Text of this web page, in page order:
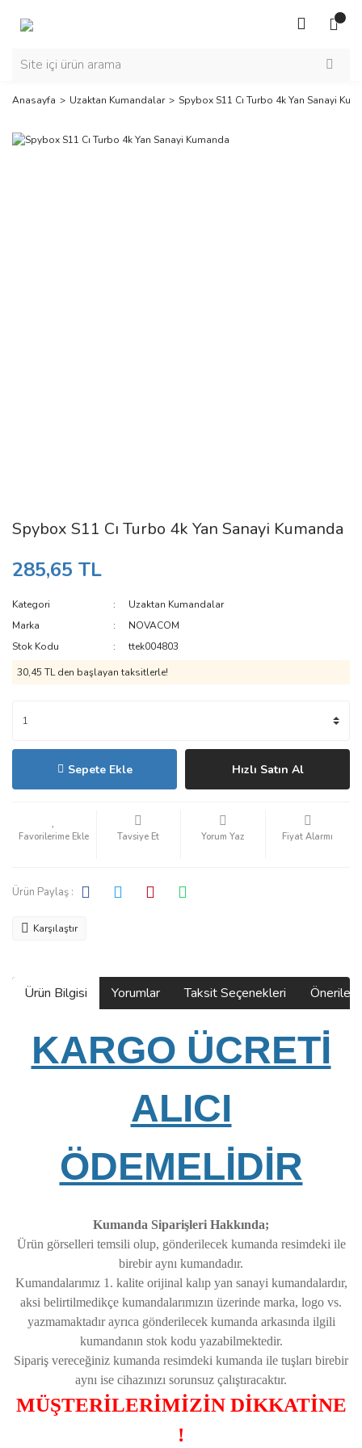
Anasayfa Uzaktan Kumandalar Spybox S11 Cı Turbo 4k Yan Sanayi
Spybox S11 Cı Turbo 4k Yan Sanayi Kumanda
285,65 TL
Kategori
Uzaktan Kumandalar
Marka
NOVACOM
Stok Kodu
ttek004803
30,45 TL den başlayan taksitlerle!
Sepete Ekle Hızlı Satın Al
Tavsiye Et Yorum Yaz Fiyat Alarmı
Ürün Paylaş :
Karşılaştır
Ürün Bilgisi Yorumlar Taksit Seçenekleri
KARGO ÜCRETİ
ALICI
ÖDEMELİDİR
Kumanda Siparişleri Hakkında;
Ürün görselleri temsili olup, gönderilecek kumanda resimdeki ile
birebir aynı kumandadır.
Kumandalarımız 1. kalite orijinal kalıp yan sanayi kumandalardır,
aksi belirtilmedikçe kumandalarımızın üzerinde marka, logo vs.
yazmamaktadır ayrıca gönderilecek kumanda arkasında ilgili
kumandanın stok kodu yazabilmektedir.
Sipariş vereceğiniz kumanda resimdeki kumanda ile tuşları birebir
aynı ise cihazınızı sorunsuz çalıştıracaktır.
MÜŞTERİLERİMİZİN DİKKATİNE
!